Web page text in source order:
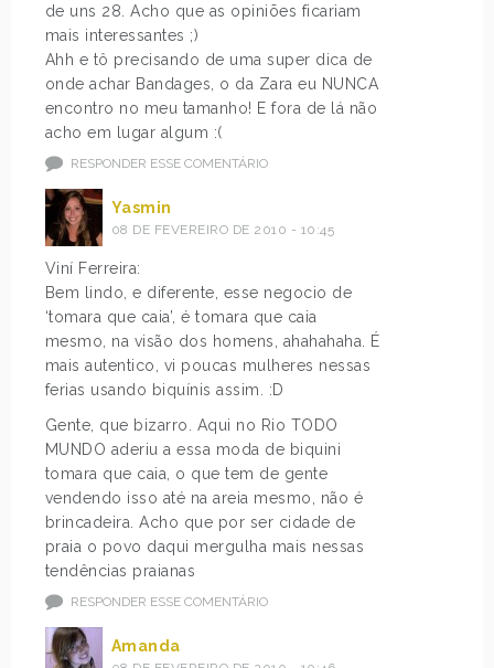
de uns 28. Acho que as opiniões ficariam
mais interessantes ;)
Ahh e tô precisando de uma super dica de
onde achar Bandages, o da Zara eu NUNCA
encontro no meu tamanho! E fora de lá não
acho em lugar algum :(
RESPONDER ESSE COMENTÁRIO
Yasmin
08 DE FEVEREIRO DE 2010 - 10:45
Viní Ferreira:
Bem lindo, e diferente, esse negocio de
‘tomara que caia’, é tomara que caia
mesmo, na visão dos homens, ahahahaha. É
mais autentico, vi poucas mulheres nessas
ferias usando biquínis assim. :D
Gente, que bizarro. Aqui no Rio TODO
MUNDO aderiu a essa moda de biquini
tomara que caia, o que tem de gente
vendendo isso até na areia mesmo, não é
brincadeira. Acho que por ser cidade de
praia o povo daqui mergulha mais nessas
tendências praianas
RESPONDER ESSE COMENTÁRIO
Amanda